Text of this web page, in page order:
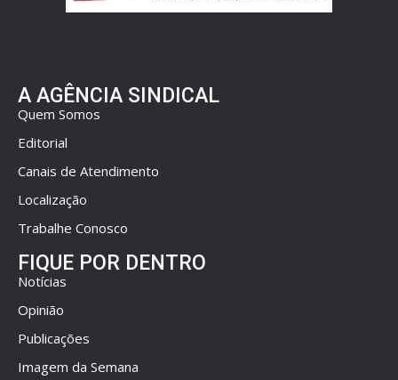
A AGÊNCIA SINDICAL
Quem Somos
Editorial
Canais de Atendimento
Localização
Trabalhe Conosco
FIQUE POR DENTRO
Notícias
Opinião
Publicações
Imagem da Semana